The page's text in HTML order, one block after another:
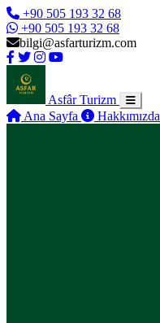
+90 505 193 32 68
+90 505 193 32 68
bilgi@asfarturizm.com
Asfâr Turizm
Ana Sayfa
Hakkımızda